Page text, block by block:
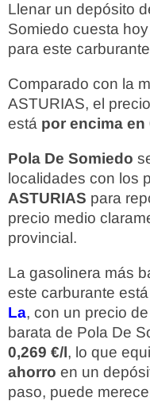
Llenar un depósito
Somiedo cuesta
para este
Comparado con la
ASTURIAS, el
está por encima en
Pola De Somiedo
localidades con los
ASTURIAS para
precio medio
provincial.
La gasolinera más
este carburante
La, con un precio de
barata de Pola De
0,269 €/l, lo que
ahorro en un
paso, puede